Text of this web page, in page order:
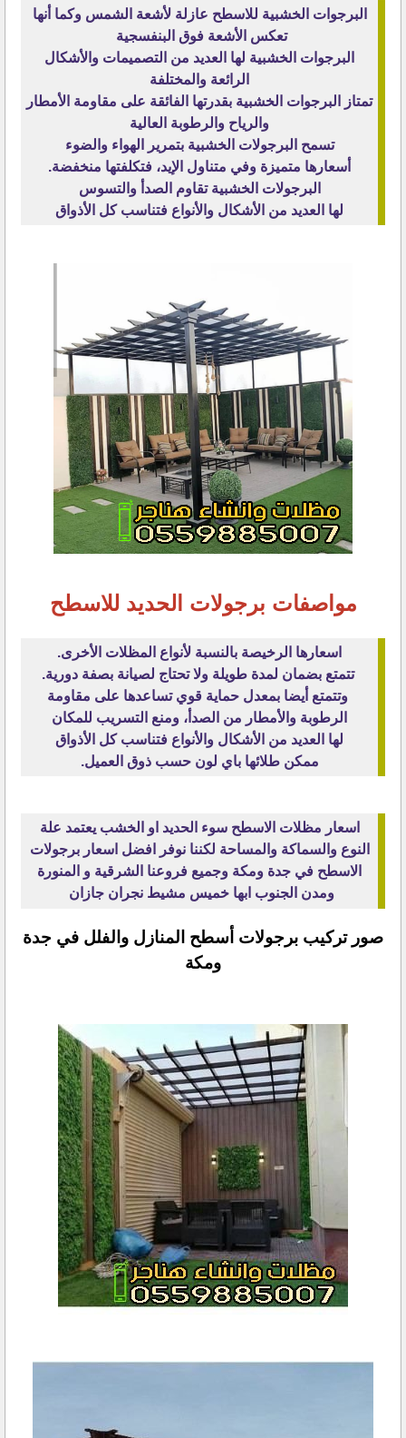
البرجوات الخشبية للاسطح عازلة لأشعة الشمس وكما أنها
تعكس الأشعة فوق البنفسجية
البرجوات الخشبية لها العديد من التصميمات والأشكال
الرائعة والمختلفة
تمتاز البرجوات الخشبية بقدرتها الفائقة على مقاومة الأمطار
والرياح والرطوبة العالية
تسمح البرجولات الخشبية بتمرير الهواء والضوء
أسعارها متميزة وفي متناول الإيد، فتكلفتها منخفضة.
البرجولات الخشبية تقاوم الصدأ والتسوس
لها العديد من الأشكال والأنواع فتناسب كل الأذواق
مواصفات برجولات الحديد للاسطح
اسعارها الرخيصة بالنسبة لأنواع المظلات الأخرى.
تتمتع بضمان لمدة طويلة ولا تحتاج لصيانة بصفة دورية.
وتتمتع أيضا بمعدل حماية قوي تساعدها على مقاومة
الرطوبة والأمطار من الصدأ، ومنع التسريب للمكان
لها العديد من الأشكال والأنواع فتناسب كل الأذواق
ممكن طلائها باي لون حسب ذوق العميل.
اسعار مظلات الاسطح سوء الحديد او الخشب يعتمد علة
النوع والسماكة والمساحة لكننا نوفر افضل اسعار برجولات
الاسطح في جدة ومكة وجميع فروعنا الشرقية و المنورة
ومدن الجنوب ابها خميس مشيط نجران جازان
صور تركيب برجولات أسطح المنازل والفلل في جدة
ومكة